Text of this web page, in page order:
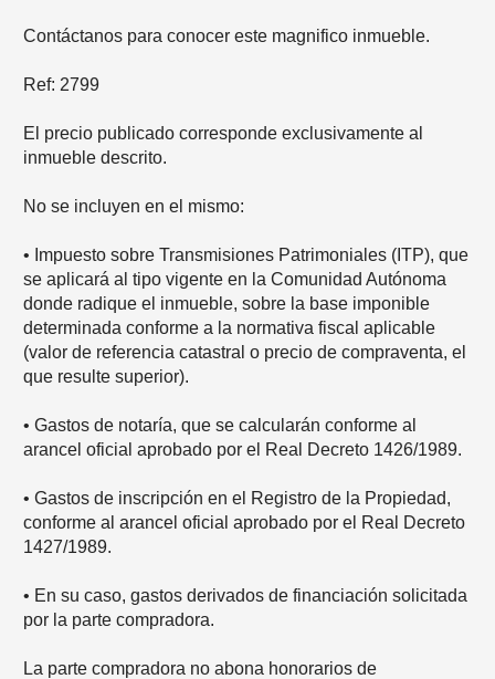
Contáctanos para conocer este magnifico inmueble.
Ref: 2799
El precio publicado corresponde exclusivamente al
inmueble descrito.
No se incluyen en el mismo:
• Impuesto sobre Transmisiones Patrimoniales (ITP), que
se aplicará al tipo vigente en la Comunidad Autónoma
donde radique el inmueble, sobre la base imponible
determinada conforme a la normativa fiscal aplicable
(valor de referencia catastral o precio de compraventa, el
que resulte superior).
• Gastos de notaría, que se calcularán conforme al
arancel oficial aprobado por el Real Decreto 1426/1989.
• Gastos de inscripción en el Registro de la Propiedad,
conforme al arancel oficial aprobado por el Real Decreto
1427/1989.
• En su caso, gastos derivados de financiación solicitada
por la parte compradora.
La parte compradora no abona honorarios de